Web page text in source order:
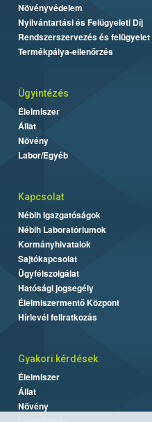
Növényvédelem
Nyilvántartási és Felügyeleti Díj
Rendszerszervezés és felügyelet
Termékpálya-ellenőrzés
Ügyintézés
Élelmiszer
Állat
Növény
Labor/Egyéb
Kapcsolat
Nébih Igazgatóságok
Nébih Laboratóriumok
Kormányhivatalok
Sajtókapcsolat
Ügyfélszolgálat
Hatósági jogsegély
Élelmiszermentő Központ
Hírlevél feliratkozás
Gyakori kérdések
Élelmiszer
Állat
Növény